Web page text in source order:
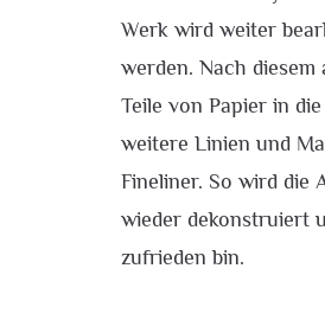
Werk wird weiter
werden. Nach
Teile von Papier in
weitere Linien und
Fineliner. So wird die
wieder dekonstruiert
zufrieden bin.